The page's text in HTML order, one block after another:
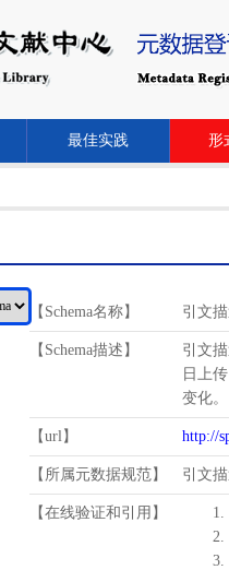
最佳实践 形
【Schema名称】 引文
【Schema描述】
引文
日上
变化。
【url】 http://
【所属元数据规范】 引文
【在线验证和引用】
1.
2.
3.